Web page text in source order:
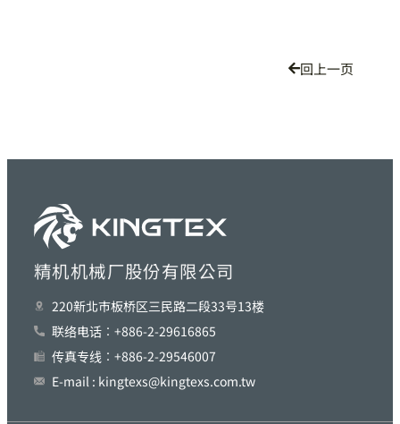
回上一页
精机机械厂股份有限公司
220新北巿板桥区三民路二段33号13楼
联络电话︰+886-2-29616865
传真专线︰+886-2-29546007
E-mail : kingtexs@kingtexs.com.tw